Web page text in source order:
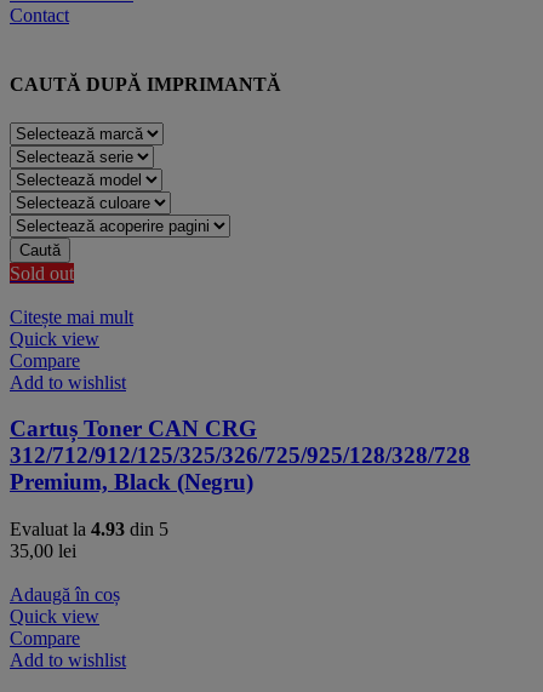
Contact
CAUTĂ DUPĂ IMPRIMANTĂ
Caută
Sold out
Citește mai mult
Quick view
Compare
Add to wishlist
Cartuș Toner CAN CRG
312/712/912/125/325/326/725/925/128/328/728
Premium, Black (Negru)
Evaluat la 4.93 din 5
35,00 lei
Adaugă în coș
Quick view
Compare
Add to wishlist